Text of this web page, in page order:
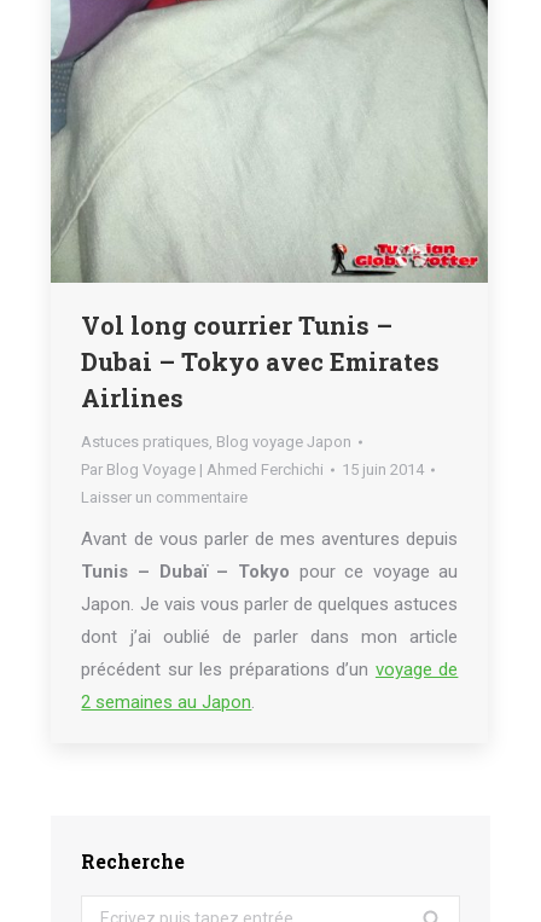
Vol long courrier Tunis –
Dubai – Tokyo avec Emirates
Airlines
Astuces pratiques, Blog voyage Japon
Par Blog Voyage | Ahmed Ferchichi
15 juin 2014
Laisser un commentaire
Avant de vous parler de mes aventures depuis
Tunis – Dubaï – Tokyo pour ce voyage au
Japon. Je vais vous parler de quelques astuces
dont j’ai oublié de parler dans mon article
précédent sur les préparations d’un voyage de
2 semaines au Japon.
Recherche
Search: